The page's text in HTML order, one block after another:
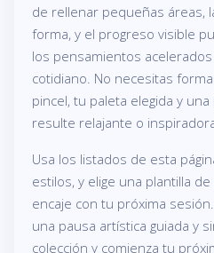
de rellenar pequeñas áreas,
forma, y el progreso visible
los pensamientos
cotidiano. No necesitas
pincel, tu paleta elegida y
resulte relajante o
Usa los listados de esta
estilos, y elige una plantilla
encaje con tu próxima
una pausa artística guiada y
colección y comienza tu